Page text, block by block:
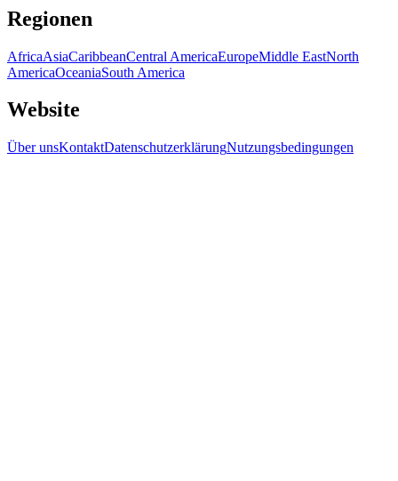
Regionen
AfricaAsiaCaribbeanCentral AmericaEuropeMiddle EastNorth
AmericaOceaniaSouth America
Website
Über unsKontaktDatenschutzerklärungNutzungsbedingungen